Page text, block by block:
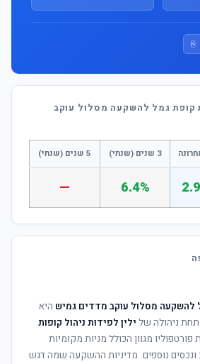
⎘
קופת גמל להשקעה מסלול עוקב
3 שנים (שנתי) 5 שנים (שנתי)
6.4%
—
להשקעה מסלול עוקב מדדים גמיש היא
ניהולה של ילין לפידות ניהול קופות
מגוון הכולל מניות מקומיות
ונכסים נוספים. מדיניות ההשקעה שמה דגש